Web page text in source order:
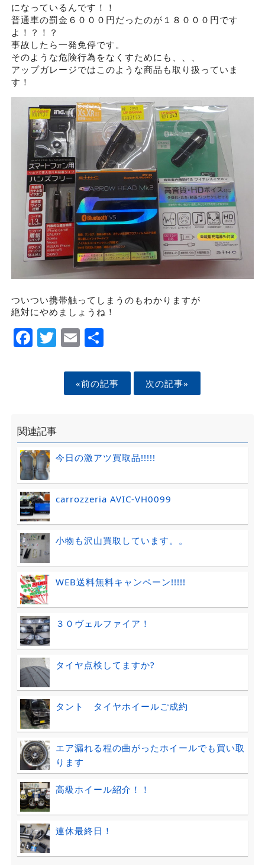
になっているんです！！
普通車の罰金６０００円だったのが１８０００円です
よ！？！？
事故したら一発免停です。
そのような危険行為をなくすためにも、、、
アップガレージではこのような商品も取り扱っていま
す！
ついつい携帯触ってしまうのもわかりますが
絶対にやめましょうね！
Facebook
Twitter
EmailShare
«前の記事 次の記事»
関連記事
今日の激アツ買取品!!!!!
carrozzeria AVIC-VH0099
小物も沢山買取しています。。
WEB送料無料キャンペーン!!!!!
３０ヴェルファイア！
タイヤ点検してますか?
タント タイヤホイールご成約
エア漏れる程の曲がったホイールでも買い取
ります
高級ホイール紹介！！
連休最終日！